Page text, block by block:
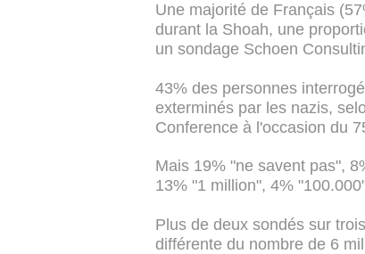
Une majorité de Français
durant la Shoah, une
un sondage Schoen
43% des personnes
exterminés par les nazis,
Conference à l'occasion du
Mais 19% "ne savent pas",
13% "1 million", 4%
Plus de deux sondés sur
différente du nombre de 6